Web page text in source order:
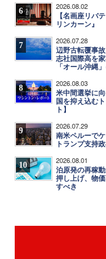
6 2026.08.02
【名画座リバ
リンカーン』
7 2026.07.28
辺野古転覆事
志社国際高を
「オール沖縄
8 2026.08.03
米中間選挙に
国を抑え込む
ト】
9 2026.07.29
南米ペルーで
トランプ支持
10 2026.08.01
泊原発の再稼
押し上げ、物
すべき